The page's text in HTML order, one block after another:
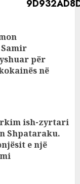
për
në
ish-zyrtari
Shpataraku.
e një